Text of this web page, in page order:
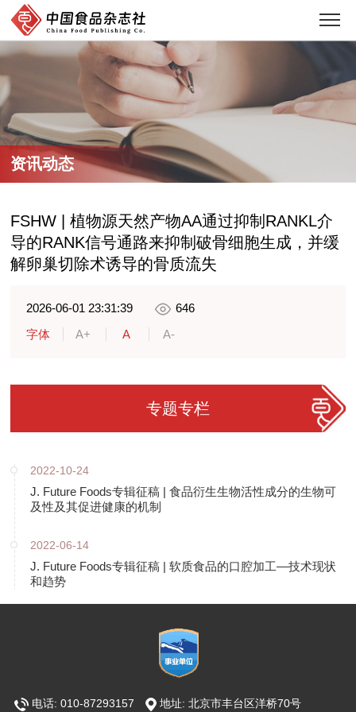
资讯动态
FSHW | 植物源天然产物AA通过抑制RANKL介
导的RANK信号通路来抑制破骨细胞生成，并缓
解卵巢切除术诱导的骨质流失
2026-06-01 23:31:39
646
字体
A+ A A-
专题专栏
2022-10-24
J. Future Foods专辑征稿 | 食品衍生生物活性成分的生物可
及性及其促进健康的机制
2022-06-14
J. Future Foods专辑征稿 | 软质食品的口腔加工—技术现状
和趋势
电话: 010-87293157 地址: 北京市丰台区洋桥70号